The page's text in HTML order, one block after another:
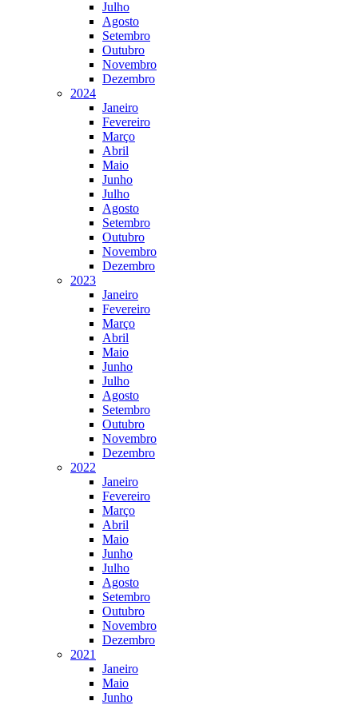
Julho
Agosto
Setembro
Outubro
Novembro
Dezembro
2024
Janeiro
Fevereiro
Março
Abril
Maio
Junho
Julho
Agosto
Setembro
Outubro
Novembro
Dezembro
2023
Janeiro
Fevereiro
Março
Abril
Maio
Junho
Julho
Agosto
Setembro
Outubro
Novembro
Dezembro
2022
Janeiro
Fevereiro
Março
Abril
Maio
Junho
Julho
Agosto
Setembro
Outubro
Novembro
Dezembro
2021
Janeiro
Maio
Junho